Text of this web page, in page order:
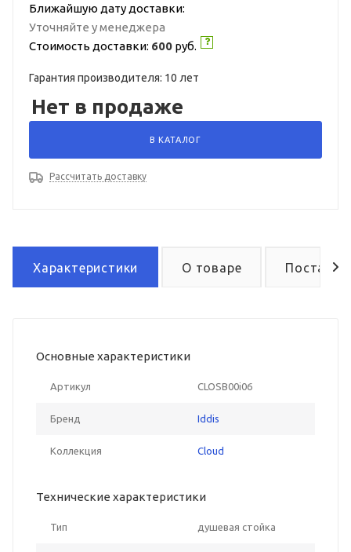
Ближайшую дату доставки:
Уточняйте у менеджера
Стоимость доставки: 600 руб.
Гарантия производителя: 10 лет
Нет в продаже
В КАТАЛОГ
Рассчитать доставку
Характеристики О товаре Поставка
Основные характеристики
Артикул CLOSB00i06
Бренд Iddis
Коллекция Cloud
Технические характеристики
Тип душевая стойка